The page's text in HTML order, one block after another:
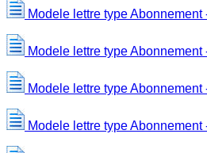
Modele lettre type
Modele lettre type
Modele lettre type
Modele lettre type